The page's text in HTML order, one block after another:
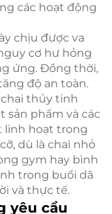
các hoạt động
chịu được va
cơ hư hỏng
ứng. Đồng thời,
độ an toàn.
chai thủy tinh
phẩm và các
linh hoạt trong
dù là chai nhỏ
gym hay bình
trong buổi dã
và thực tế.
yêu cầu